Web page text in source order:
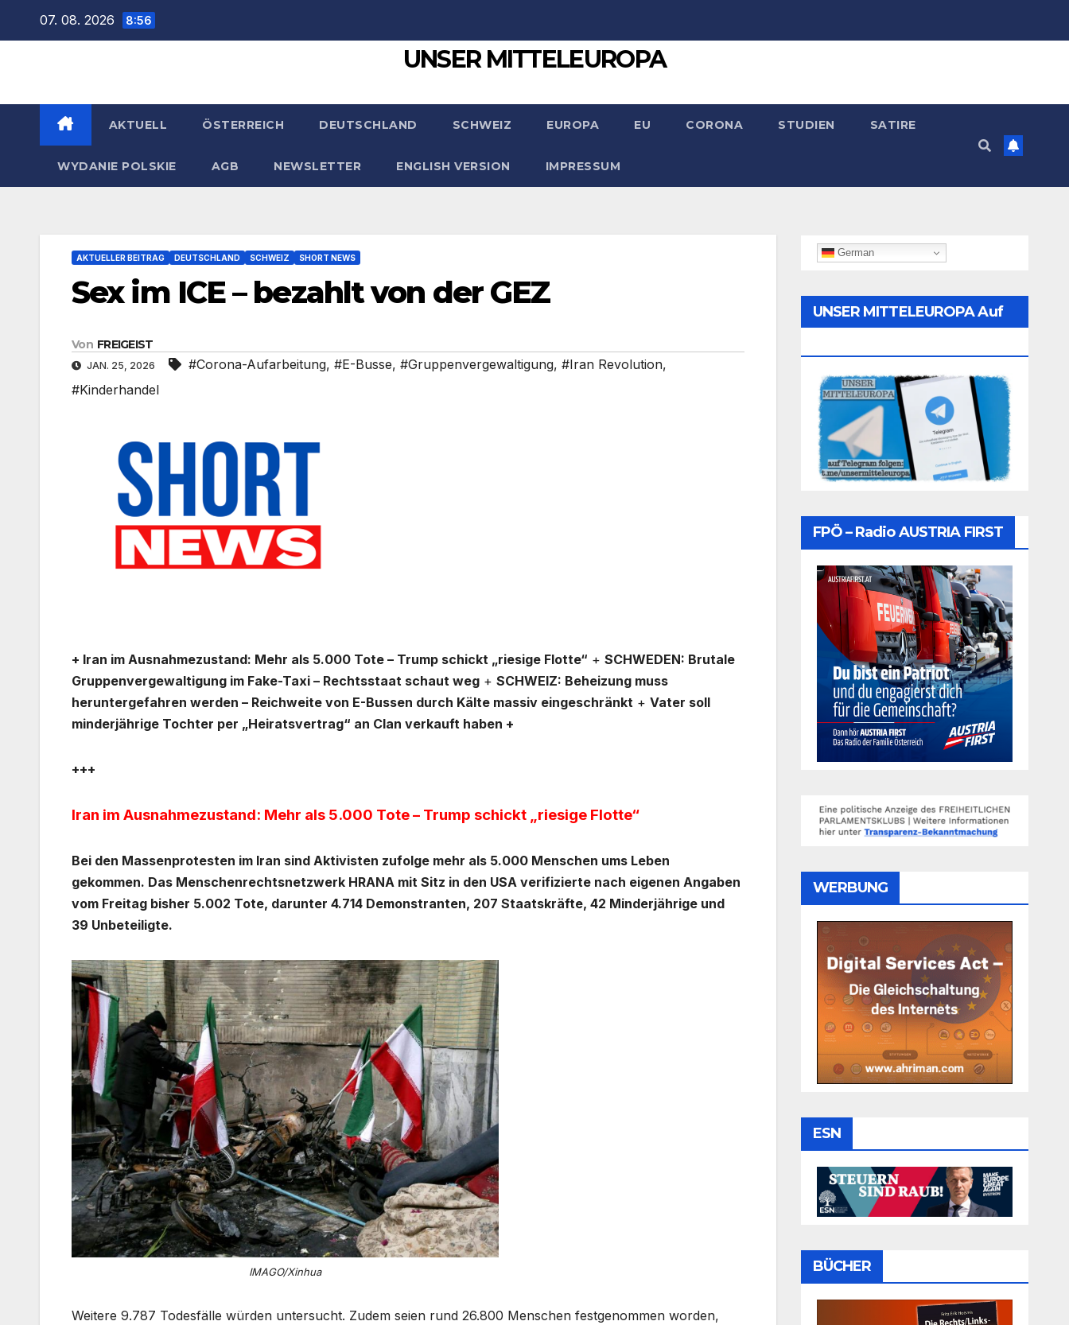
07. 08. 2026 8:56
UNSER MITTELEUROPA
AKTUELL ÖSTERREICH DEUTSCHLAND SCHWEIZ EUROPA EU CORONA STUDIEN SATIRE
WYDANIE POLSKIE AGB NEWSLETTER ENGLISH VERSION IMPRESSUM
AKTUELLER BEITRAG DEUTSCHLAND SCHWEIZ SHORT NEWS
Sex im ICE – bezahlt von der GEZ
Von FREIGEIST
JAN. 25, 2026 #Corona-Aufarbeitung, #E-Busse, #Gruppenvergewaltigung, #Iran Revolution,
#Kinderhandel
+ Iran im Ausnahmezustand: Mehr als 5.000 Tote – Trump schickt „riesige Flotte“ + SCHWEDEN: Brutale
Gruppenvergewaltigung im Fake-Taxi – Rechtsstaat schaut weg + SCHWEIZ: Beheizung muss
heruntergefahren werden – Reichweite von E-Bussen durch Kälte massiv eingeschränkt + Vater soll
minderjährige Tochter per „Heiratsvertrag“ an Clan verkauft haben +
+++
Iran im Ausnahmezustand: Mehr als 5.000 Tote – Trump schickt „riesige Flotte“
Bei den Massenprotesten im Iran sind Aktivisten zufolge mehr als 5.000 Menschen ums Leben
gekommen. Das Menschenrechtsnetzwerk HRANA mit Sitz in den USA verifizierte nach eigenen Angaben
vom Freitag bisher 5.002 Tote, darunter 4.714 Demonstranten, 207 Staatskräfte, 42 Minderjährige und
39 Unbeteiligte.
IMAGO/Xinhua
Weitere 9.787 Todesfälle würden untersucht. Zudem seien rund 26.800 Menschen festgenommen worden,
German
UNSER MITTELEUROPA Auf
FPÖ – Radio AUSTRIA FIRST
WERBUNG
ESN
BÜCHER